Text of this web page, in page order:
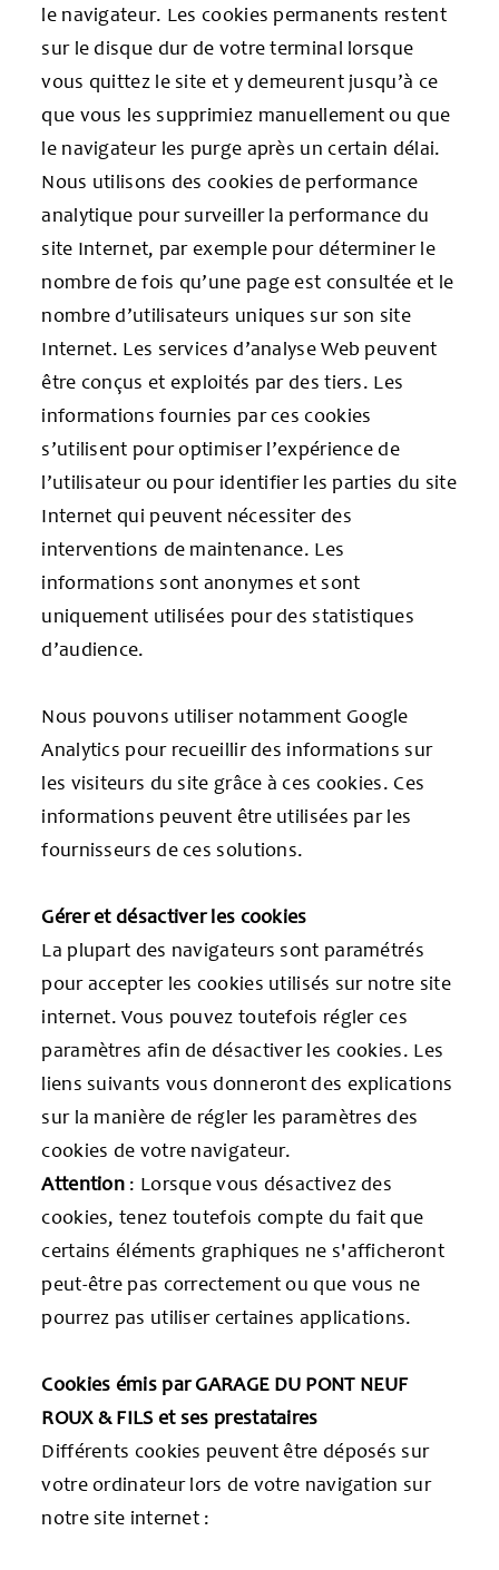
le navigateur. Les cookies permanents restent
sur le disque dur de votre terminal lorsque
vous quittez le site et y demeurent jusqu’à ce
que vous les supprimiez manuellement ou que
le navigateur les purge après un certain délai.
Nous utilisons des cookies de performance
analytique pour surveiller la performance du
site Internet, par exemple pour déterminer le
nombre de fois qu’une page est consultée et le
nombre d’utilisateurs uniques sur son site
Internet. Les services d’analyse Web peuvent
être conçus et exploités par des tiers. Les
informations fournies par ces cookies
s’utilisent pour optimiser l’expérience de
l’utilisateur ou pour identifier les parties du site
Internet qui peuvent nécessiter des
interventions de maintenance. Les
informations sont anonymes et sont
uniquement utilisées pour des statistiques
d’audience.
Nous pouvons utiliser notamment Google
Analytics pour recueillir des informations sur
les visiteurs du site grâce à ces cookies. Ces
informations peuvent être utilisées par les
fournisseurs de ces solutions.
Gérer et désactiver les cookies
La plupart des navigateurs sont paramétrés
pour accepter les cookies utilisés sur notre site
internet. Vous pouvez toutefois régler ces
paramètres afin de désactiver les cookies. Les
liens suivants vous donneront des explications
sur la manière de régler les paramètres des
cookies de votre navigateur.
Attention : Lorsque vous désactivez des
cookies, tenez toutefois compte du fait que
certains éléments graphiques ne s'afficheront
peut-être pas correctement ou que vous ne
pourrez pas utiliser certaines applications.
Cookies émis par GARAGE DU PONT NEUF
ROUX & FILS et ses prestataires
Différents cookies peuvent être déposés sur
votre ordinateur lors de votre navigation sur
notre site internet :